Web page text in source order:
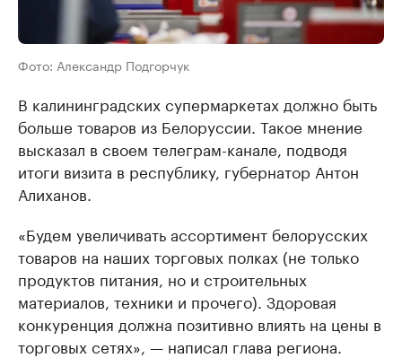
Фото: Александр Подгорчук
В калининградских супермаркетах должно быть
больше товаров из Белоруссии. Такое мнение
высказал в своем телеграм-канале, подводя
итоги визита в республику, губернатор Антон
Алиханов.
«Будем увеличивать ассортимент белорусских
товаров на наших торговых полках (не только
продуктов питания, но и строительных
материалов, техники и прочего). Здоровая
конкуренция должна позитивно влиять на цены в
торговых сетях», — написал глава региона.